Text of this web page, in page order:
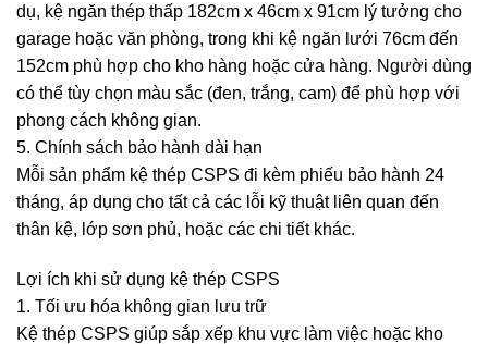
dụ, kệ ngăn thép thấp 182cm x 46cm x 91cm lý tưởng cho
garage hoặc văn phòng, trong khi kệ ngăn lưới 76cm đến
152cm phù hợp cho kho hàng hoặc cửa hàng. Người dùng
có thể tùy chọn màu sắc (đen, trắng, cam) để phù hợp với
phong cách không gian.
5. Chính sách bảo hành dài hạn
Mỗi sản phẩm kệ thép CSPS đi kèm phiếu bảo hành 24
tháng, áp dụng cho tất cả các lỗi kỹ thuật liên quan đến
thân kệ, lớp sơn phủ, hoặc các chi tiết khác.
Lợi ích khi sử dụng kệ thép CSPS
1. Tối ưu hóa không gian lưu trữ
Kệ thép CSPS giúp sắp xếp khu vực làm việc hoặc kho